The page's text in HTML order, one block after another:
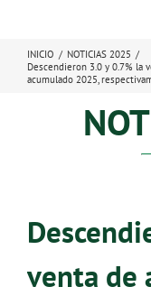
INICIO / NOTICIAS 2025 /
Descendieron 3.0 y 0.7% la
acumulado 2025,
venta de